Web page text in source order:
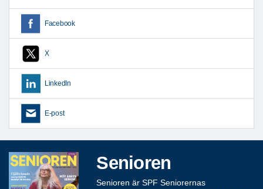
Facebook
X
LinkedIn
E-post
Senioren
Senioren är SPF Seniorernas